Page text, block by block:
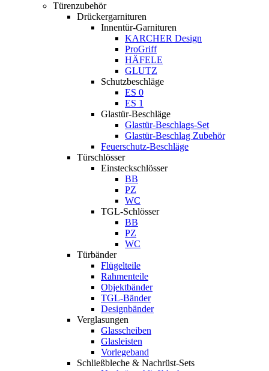
Türenzubehör
Drückergarnituren
Innentür-Garnituren
KARCHER Design
ProGriff
HÄFELE
GLUTZ
Schutzbeschläge
ES 0
ES 1
Glastür-Beschläge
Glastür-Beschlags-Set
Glastür-Beschlag Zubehör
Feuerschutz-Beschläge
Türschlösser
Einsteckschlösser
BB
PZ
WC
TGL-Schlösser
BB
PZ
WC
Türbänder
Flügelteile
Rahmenteile
Objektbänder
TGL-Bänder
Designbänder
Verglasungen
Glasscheiben
Glasleisten
Vorlegeband
Schließbleche & Nachrüst-Sets